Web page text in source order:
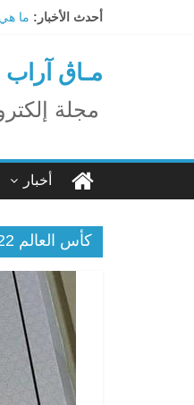
أحدث الأخبار: ما هي
مـاڨ آراب
مجلة
أخبار
كأس العالم 2022